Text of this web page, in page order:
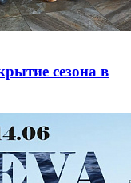
сезона в